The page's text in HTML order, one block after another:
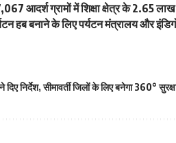
आदर्श ग्रामों में शिक्षा क्षेत्र के 2.65
हब बनाने के लिए पर्यटन मंत्रालय और
दिए निर्देश,सीमावर्ती जिलों के लिए बनेगा 360°